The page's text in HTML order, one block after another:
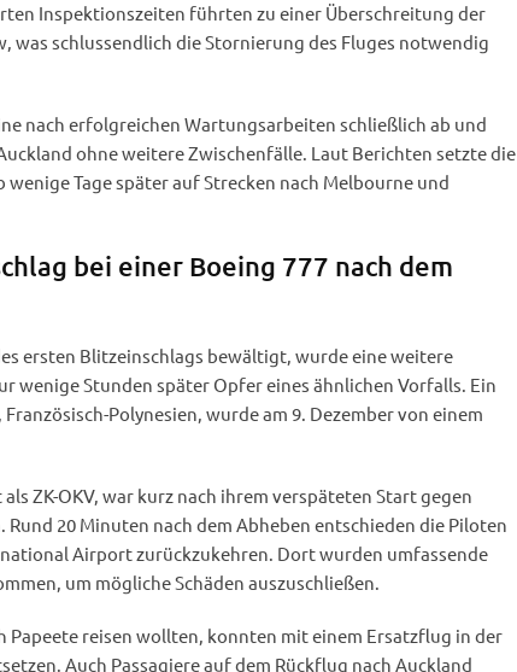
Inspektionszeiten führten zu einer Überschreitung der
was schlussendlich die Stornierung des Fluges notwendig
nach erfolgreichen Wartungsarbeiten schließlich ab und
ohne weitere Zwischenfälle. Laut Berichten setzte die
Tage später auf Strecken nach Melbourne und
bei einer Boeing 777 nach dem
ersten Blitzeinschlags bewältigt, wurde eine weitere
wenige Stunden später Opfer eines ähnlichen Vorfalls. Ein
Polynesien, wurde am 9. Dezember von einem
ZK-OKV, war kurz nach ihrem verspäteten Start gegen
Rund 20 Minuten nach dem Abheben entschieden die Piloten
Airport zurückzukehren. Dort wurden umfassende
um mögliche Schäden auszuschließen.
Papeete reisen wollten, konnten mit einem Ersatzflug in der
Auch Passagiere auf dem Rückflug nach Auckland